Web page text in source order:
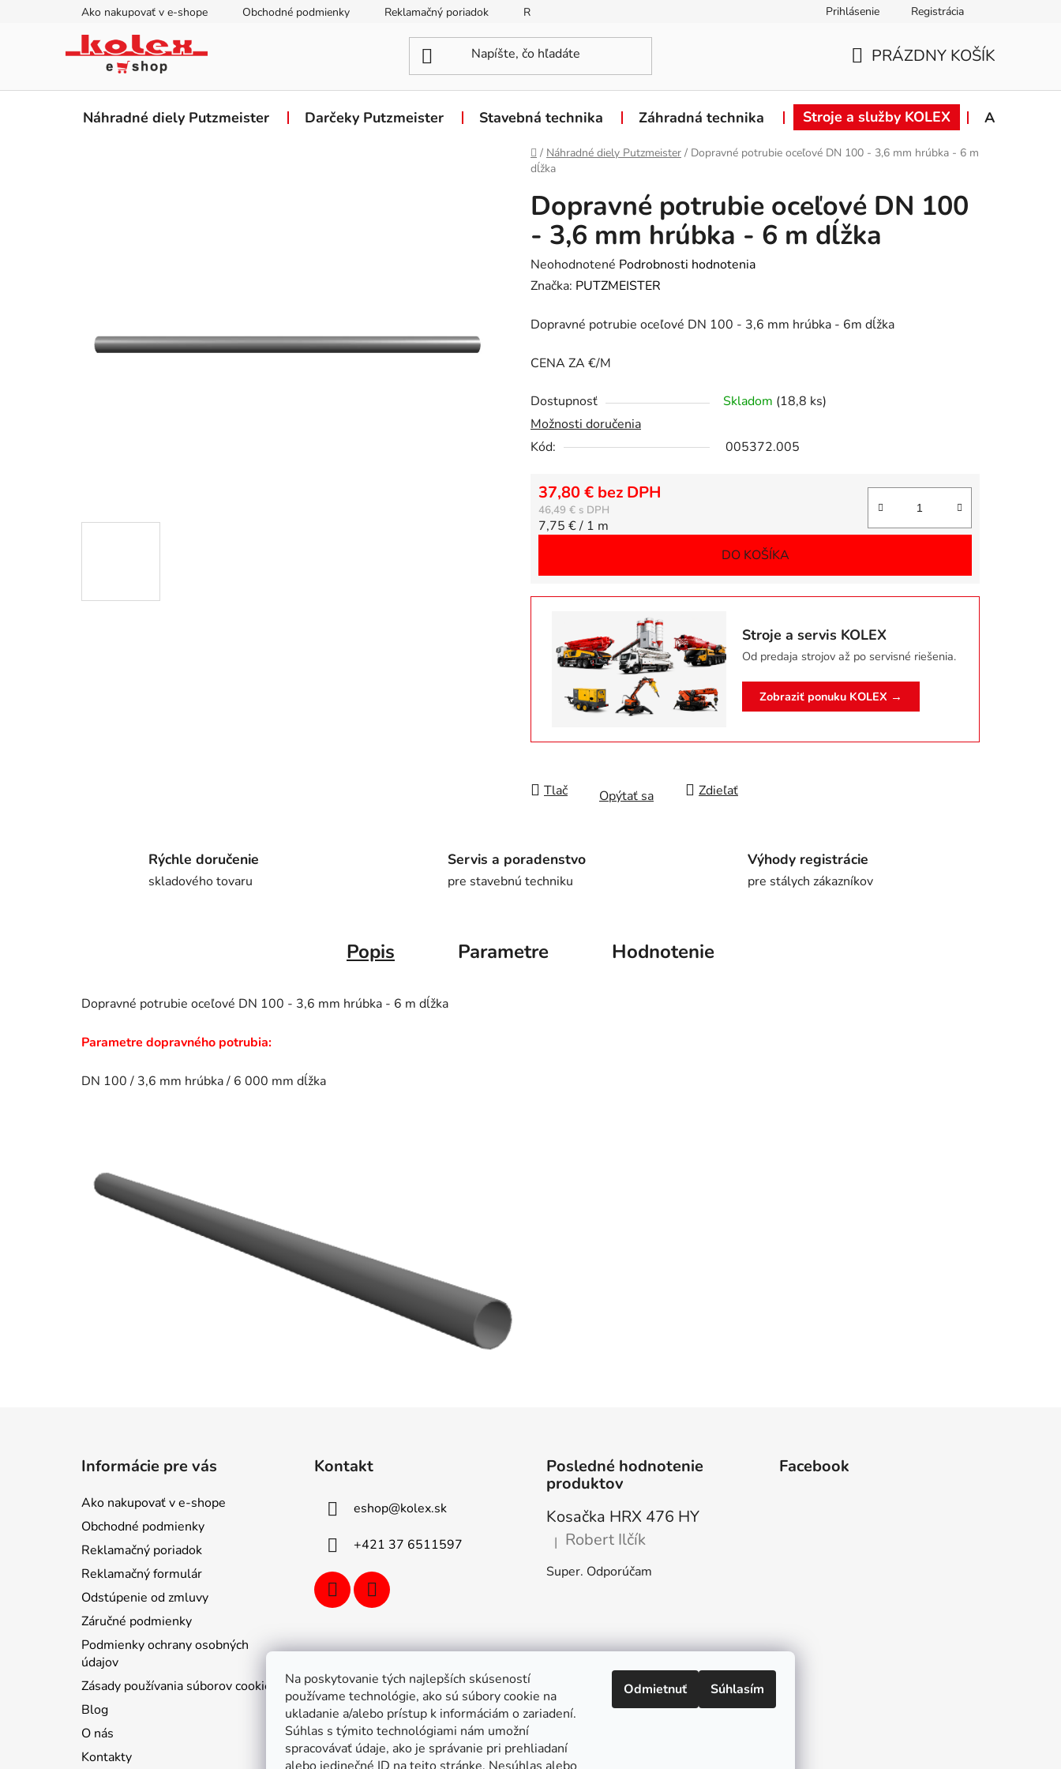
Na poskytovanie tých najlepších skúseností
používame technológie, ako sú súbory cookie na
ukladanie a/alebo prístup k informáciám o zariadení.
Súhlas s týmito technológiami nám umožní
spracovávať údaje, ako je správanie pri prehliadaní
Odmietnuť Súhlasím
Ako nakupovať v e-shope Obchodné podmienky Reklamačný poriadok Reklamačný formulár Záručné podmienky Podmienky ochrany
Prihlásenie Registrácia
KOŠÍK
PRÁZDNY KOŠÍK
Náhradné diely Putzmeister Darčeky Putzmeister Stavebná technika Záhradná technika Stroje a služby KOLEX Akcie
Domov
/ Náhradné diely Putzmeister / Dopravné potrubie oceľové DN 100 - 3,6 mm hrúbka - 6 m
dĺžka
Dopravné potrubie oceľové DN 100
- 3,6 mm hrúbka - 6 m dĺžka
Priemerné
hodnotenie
je
z
5
hviezdičiek.
Neohodnotené Podrobnosti hodnotenia
Značka: PUTZMEISTER
Dopravné potrubie oceľové DN 100 - 3,6 mm hrúbka - 6m dĺžka
CENA ZA €/M
Dostupnosť Skladom (18,8 ks)
Možnosti doručenia
Kód:
005372.005
46,49 €
37,80 € bez DPH
Jednotková cena:
7,75 € / 1 m
DO KOŠÍKA
Stroje a servis KOLEX
Od predaja strojov až po servisné riešenia.
Zobraziť ponuku KOLEX →
Tlač Opýtať sa Zdieľať
Rýchle doručenie
skladového tovaru
Servis a poradenstvo
pre stavebnú techniku
Výhody registrácie
pre stálych zákazníkov
Popis Parametre Hodnotenie
Dopravné potrubie oceľové DN 100 - 3,6 mm hrúbka - 6 m dĺžka
Parametre dopravného potrubia:
DN 100 / 3,6 mm hrúbka / 6 000 mm dĺžka
Informácie pre vás
Ako nakupovať v e-shope
Obchodné podmienky
Reklamačný poriadok
Reklamačný formulár
Odstúpenie od zmluvy
Záručné podmienky
Podmienky ochrany osobných
údajov
Zásady používania súborov cookie
Blog
O nás
Kontakty
Kontakt
eshop@kolex.sk
+421 37 6511597
Posledné hodnotenie
produktov
Kosačka HRX 476 HY
Hodnotenie produktu je 5 z 5 hviezdičiek.
| Robert Ilčík
Super. Odporúčam
Facebook